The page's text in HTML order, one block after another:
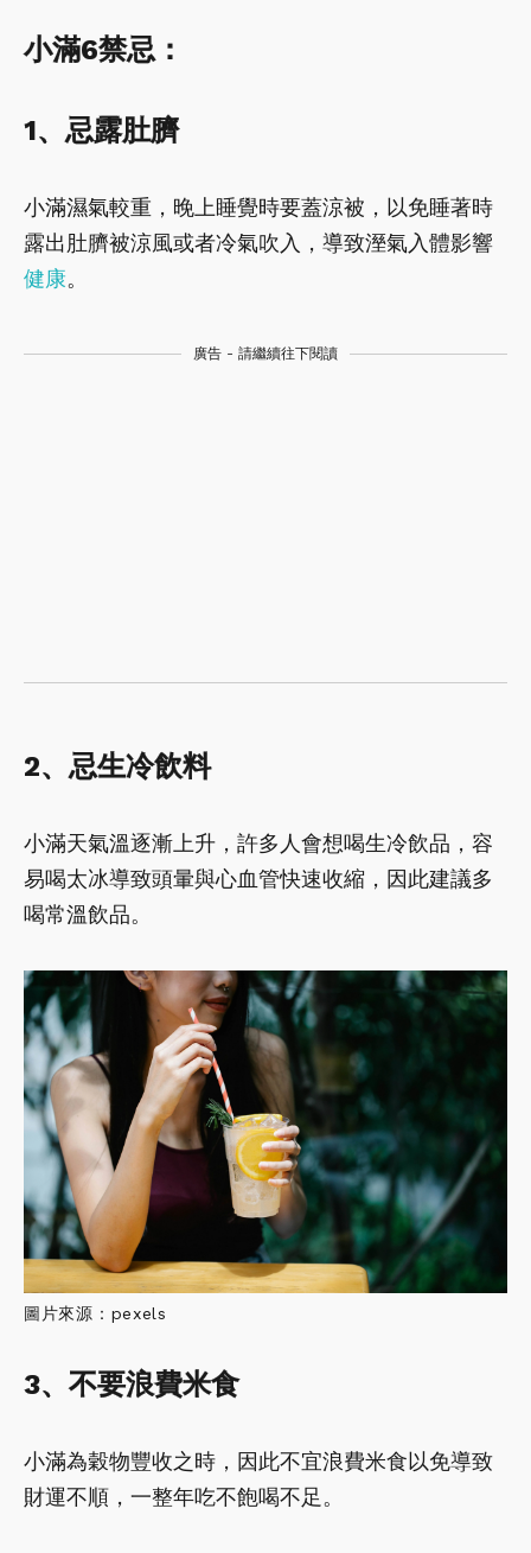
小滿6禁忌：
1、忌露肚臍
小滿濕氣較重，晚上睡覺時要蓋涼被，以免睡著時
露出肚臍被涼風或者冷氣吹入，導致溼氣入體影響
健康。
廣告 - 請繼續往下閱讀
2、忌生冷飲料
小滿天氣溫逐漸上升，許多人會想喝生冷飲品，容
易喝太冰導致頭暈與心血管快速收縮，因此建議多
喝常溫飲品。
圖片來源：pexels
3、不要浪費米食
小滿為穀物豐收之時，因此不宜浪費米食以免導致
財運不順，一整年吃不飽喝不足。